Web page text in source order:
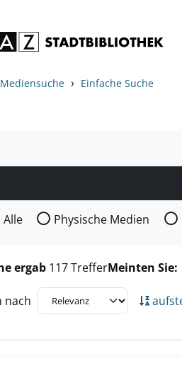
Mediensuche › Einfache Suche
Sie die Medienart nach der
Alle Physische Medien
ergab 117 TrefferMeinten Sie:
nach